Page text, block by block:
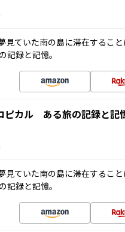
見ていた南の島に滞在するこ
記録と記憶。
ピカル ある旅の記録と
見ていた南の島に滞在するこ
記録と記憶。